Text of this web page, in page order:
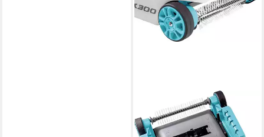
Pool-Filterpumpe Intex Pool-
Cleaner Deluxe ZX300